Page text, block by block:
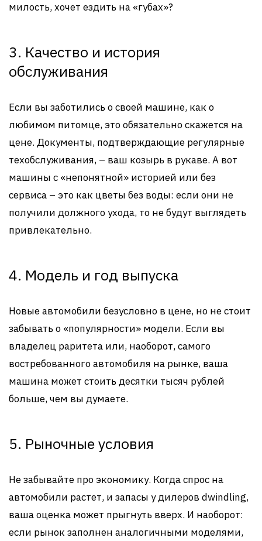
милость, хочет ездить на «губах»?
3. Качество и история
обслуживания
Если вы заботились о своей машине, как о
любимом питомце, это обязательно скажется на
цене. Документы, подтверждающие регулярные
техобслуживания, – ваш козырь в рукаве. А вот
машины с «непонятной» историей или без
сервиса – это как цветы без воды: если они не
получили должного ухода, то не будут выглядеть
привлекательно.
4. Модель и год выпуска
Новые автомобили безусловно в цене, но не стоит
забывать о «популярности» модели. Если вы
владелец раритета или, наоборот, самого
востребованного автомобиля на рынке, ваша
машина может стоить десятки тысяч рублей
больше, чем вы думаете.
5. Рыночные условия
Не забывайте про экономику. Когда спрос на
автомобили растет, и запасы у дилеров dwindling,
ваша оценка может прыгнуть вверх. И наоборот:
если рынок заполнен аналогичными моделями,